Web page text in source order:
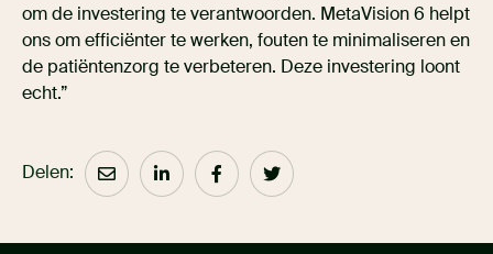
om de investering te verantwoorden. MetaVision 6 helpt
ons om efficiënter te werken, fouten te minimaliseren en
de patiëntenzorg te verbeteren. Deze investering loont
echt.”
Delen: